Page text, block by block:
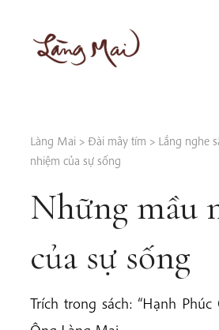
content
Làng Mai > Đài mây tím > Lắng nghe
nhiệm của sự sống
Những mầu
của sự sống
Trích trong sách: “Hạnh Phúc